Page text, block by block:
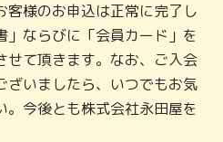
客様のお申込は正常に完了し
」ならびに「会員カード」を
せて頂きます。なお、ご入会
いましたら、 いつでもお気
今後とも株式会社永田屋を